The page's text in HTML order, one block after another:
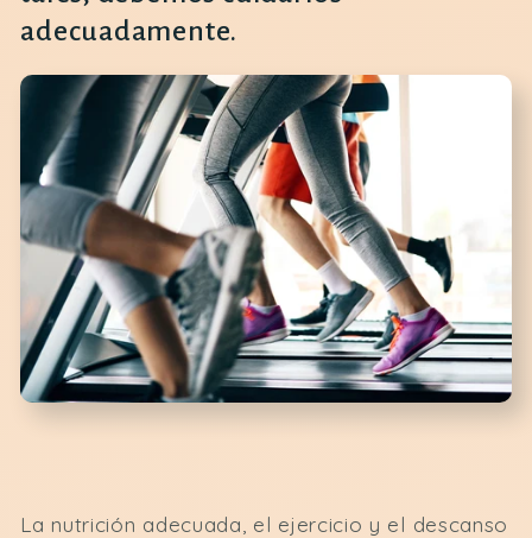
adecuadamente.
La nutrición adecuada, el ejercicio y el descanso